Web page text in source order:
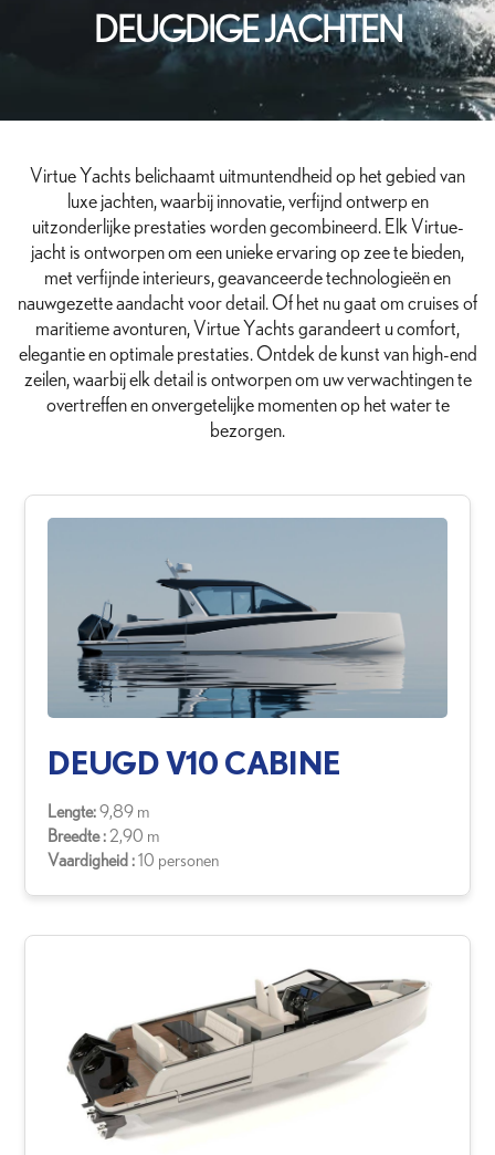
DEUGDIGE JACHTEN
Virtue Yachts belichaamt uitmuntendheid op het gebied van
luxe jachten, waarbij innovatie, verfijnd ontwerp en
uitzonderlijke prestaties worden gecombineerd. Elk Virtue-
jacht is ontworpen om een unieke ervaring op zee te bieden,
met verfijnde interieurs, geavanceerde technologieën en
nauwgezette aandacht voor detail. Of het nu gaat om cruises of
maritieme avonturen, Virtue Yachts garandeert u comfort,
elegantie en optimale prestaties. Ontdek de kunst van high-end
zeilen, waarbij elk detail is ontworpen om uw verwachtingen te
overtreffen en onvergetelijke momenten op het water te
bezorgen.
DEUGD V10 CABINE
Lengte:9,89 m
Breedte : 2,90 m
Vaardigheid :10 personen